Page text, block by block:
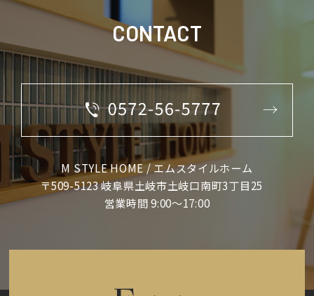
CONTACT
M STYLE HOME / エムスタイルホーム
〒509-5123 岐阜県土岐市土岐口南町3丁目25
営業時間 9:00～17:00